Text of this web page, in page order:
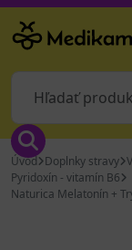
Úvod Doplnky stravy
Pyridoxín - vitamín B6
Naturica Melatonín +